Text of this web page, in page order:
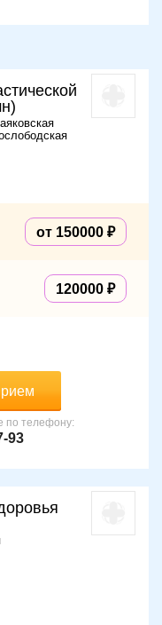
от 150000
120000
по телефону:
93